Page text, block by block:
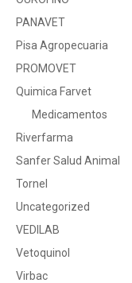
PANAVET
Pisa Agropecuaria
PROMOVET
Quimica Farvet
Medicamentos
Riverfarma
Sanfer Salud Animal
Tornel
Uncategorized
VEDILAB
Vetoquinol
Virbac